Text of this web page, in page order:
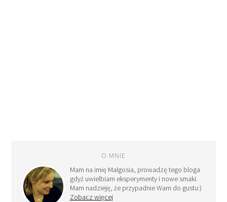
O MNIE
Mam na imię Małgosia, prowadzę tego bloga
gdyż uwielbiam eksperymenty i nowe smaki.
Mam nadzieję, że przypadnie Wam do gustu:)
Zobacz więcej